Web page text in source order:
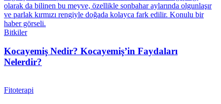
Bitkiler
Kocayemiş Nedir? Kocayemiş’in Faydaları
Nelerdir?
Fitoterapi